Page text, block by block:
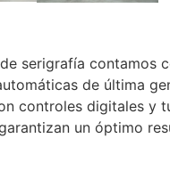
serigrafía contamos
de última
controles digitales y
un óptimo